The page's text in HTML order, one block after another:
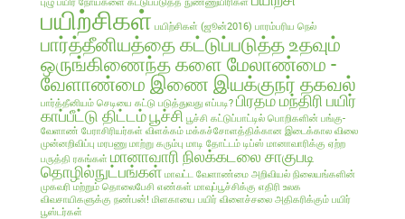
பயிற்சிகள் பயிற்சிகள் (ஜூன்2016) பாரம்பரிய நெல்
பார்த்தீனியத்தை கட்டுப்படுத்த உதவும்
ஒருங்கிணைந்த களை மேலாண்மை -
வேளாண்மை இணை இயக்குநர் தகவல்
பார்த்தீனியம் செடியை கட்டு படுத்துவது எப்படி? பிரதம மந்திரி பயிர்
காப்பீட்டு திட்டம்பூச்சி பூச்சி கட்டுப்பாட்டில் பொறிகளின் பங்கு-
வேளாண் பேராசிரியர்கள் விளக்கம் மக்கச்சோளத்திக்கான இடைக்கால விலை
முன்னறிவிப்பு மரபணு மாற்று கரும்பு மாடி தோட்டம் டிப்ஸ் மானாவாரிக்கு ஏற்ற
பருத்தி ரகங்கள் மானாவாரி நிலக்கடலை சாகுபடி
தொழில்நுட்பங்கள் மாவட்ட வேளாண்மை அறிவியல் நிலையங்களின்
முகவரி மற்றும் தொலைபேசி எண்கள் மாவுப்பூச்சிக்கு எதிரி உலக
விவசாயிகளுக்கு நண்பன்! மிளகாயை பயிர் விளைச்சலை அதிகரிக்கும் பயிர்
பூஸ்டர்கள்